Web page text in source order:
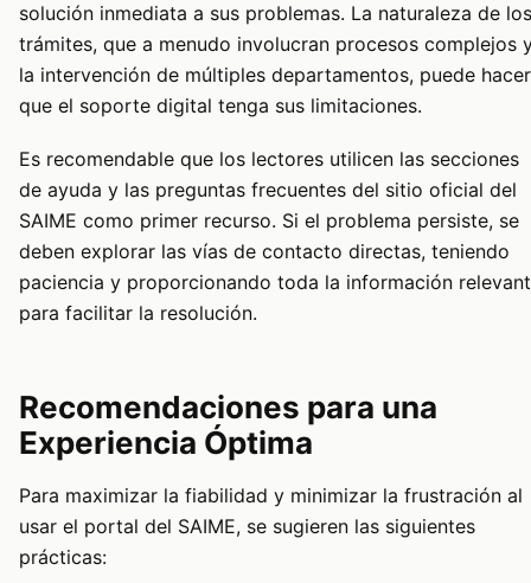
solución inmediata a sus problemas. La naturaleza de los
trámites, que a menudo involucran procesos complejos
la intervención de múltiples departamentos, puede hacer
que el soporte digital tenga sus limitaciones.
Es recomendable que los lectores utilicen las secciones
de ayuda y las preguntas frecuentes del sitio oficial del
SAIME como primer recurso. Si el problema persiste, se
deben explorar las vías de contacto directas, teniendo
paciencia y proporcionando toda la información
para facilitar la resolución.
Recomendaciones para una
Experiencia Óptima
Para maximizar la fiabilidad y minimizar la frustración al
usar el portal del SAIME, se sugieren las siguientes
prácticas: